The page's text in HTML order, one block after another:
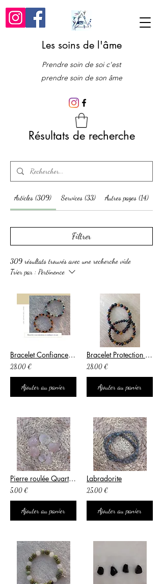
Les soins de l'âme
Prendre soin de soi c'est
prendre soin de son âme
Résultats de recherche
Articles (309) Services (33) Autres pages (14)
Filtrer
309 résultats trouvés avec une recherche vide
Trier par : Pertinence
Bracelet Confiance en soi et Concentration
28,00 €
Ajouter au panier
Bracelet Protection extrême
28,00 €
Ajouter au panier
Pierre roulée Quartz Rose
5,00 €
Ajouter au panier
Labradorite
25,00 €
Ajouter au panier